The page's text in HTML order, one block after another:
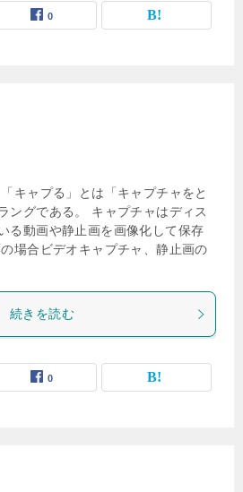
0
キャプる」とは「キャプチャをと
ングである。 キャプチャはディス
る動画や静止画を画像化して保存
場合ビデオキャプチャ、静止画の
続きを読む
0